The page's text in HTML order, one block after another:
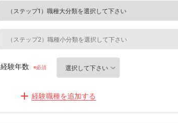
経験年数
経験職種を追加する